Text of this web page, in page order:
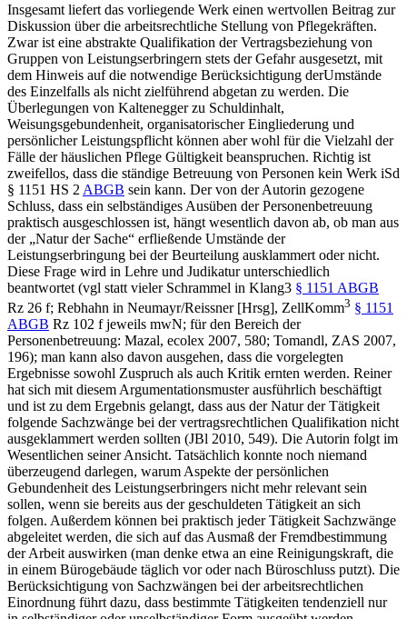
Insgesamt liefert das vorliegende Werk einen wertvollen Beitrag zur
Diskussion über die arbeitsrechtliche Stellung von Pflegekräften.
Zwar ist eine abstrakte Qualifikation der Vertragsbeziehung von
Gruppen von Leistungserbringern stets der Gefahr ausgesetzt, mit
dem Hinweis auf die notwendige Berücksichtigung derUmstände
des Einzelfalls als nicht zielführend abgetan zu werden. Die
Überlegungen von Kalteneggerzu Schuldinhalt,
Weisungsgebundenheit, organisatorischer Eingliederung und
persönlicher Leistungspflicht können aber wohl für die Vielzahl der
Fälle der häuslichen Pflege Gültigkeit beanspruchen. Richtig ist
zweifellos, dass die ständige Betreuung von Personen kein Werk iSd
§ 1151 HS 2 ABGB sein kann. Der von der Autorin gezogene
Schluss, dass ein selbständiges Ausüben der Personenbetreuung
praktisch ausgeschlossen ist, hängt wesentlich davon ab, ob man aus
der „Natur der Sache“ erfließende Umstände der
Leistungserbringung bei der Beurteilung ausklammert oder nicht.
Diese Frage wird in Lehre und Judikatur unterschiedlich
beantwortet (vgl statt vieler Schrammel in Klang3 § 1151 ABGB
Rz 26 f; Rebhahn in Neumayr/Reissner[Hrsg], ZellKomm3 § 1151
ABGB Rz 102 f jeweils mwN; für den Bereich der
Personenbetreuung: Mazal, ecolex 2007, 580; Tomandl, ZAS 2007,
196); man kann also davon ausgehen, dass die vorgelegten
Ergebnisse sowohl Zuspruch als auch Kritik ernten werden. Reiner
hat sich mit diesem Argumentationsmuster ausführlich beschäftigt
und ist zu dem Ergebnis gelangt, dass aus der Natur der Tätigkeit
folgende Sachzwänge bei der vertragsrechtlichen Qualifikation nicht
ausgeklammert werden sollten (JBl 2010, 549). Die Autorin folgt im
Wesentlichen seiner Ansicht. Tatsächlich konnte noch niemand
überzeugend darlegen, warum Aspekte der persönlichen
Gebundenheit des Leistungserbringers nicht mehr relevant sein
sollen, wenn sie bereits aus der geschuldeten Tätigkeit an sich
folgen. Außerdem können bei praktisch jeder Tätigkeit Sachzwänge
abgeleitet werden, die sich auf das Ausmaß der Fremdbestimmung
der Arbeit auswirken (man denke etwa an eine Reinigungskraft, die
in einem Bürogebäude täglich vor oder nach Büroschluss putzt). Die
Berücksichtigung von Sachzwängen bei der arbeitsrechtlichen
Einordnung führt dazu, dass bestimmte Tätigkeiten tendenziell nur